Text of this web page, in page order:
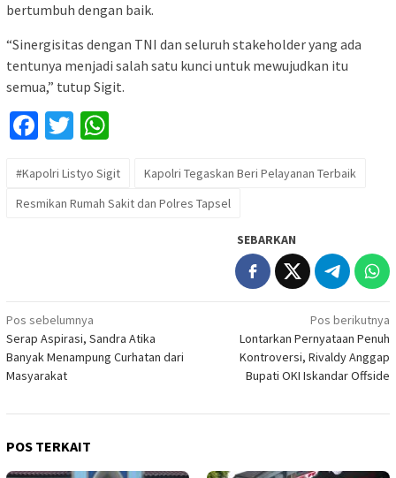
bertumbuh dengan baik.
“Sinergisitas dengan TNI dan seluruh stakeholder yang ada
tentunya menjadi salah satu kunci untuk mewujudkan itu
semua,” tutup Sigit.
Facebook
Twitter
#Kapolri Listyo Sigit
Kapolri Tegaskan Beri Pelayanan Terbaik
Resmikan Rumah Sakit dan Polres Tapsel
SEBARKAN
Navigasi
pos
Pos sebelumnya
Serap Aspirasi, Sandra Atika
Banyak Menampung Curhatan dari
Masyarakat
Pos berikutnya
Lontarkan Pernyataan Penuh
Kontroversi, Rivaldy Anggap
Bupati OKI Iskandar Offside
POS TERKAIT